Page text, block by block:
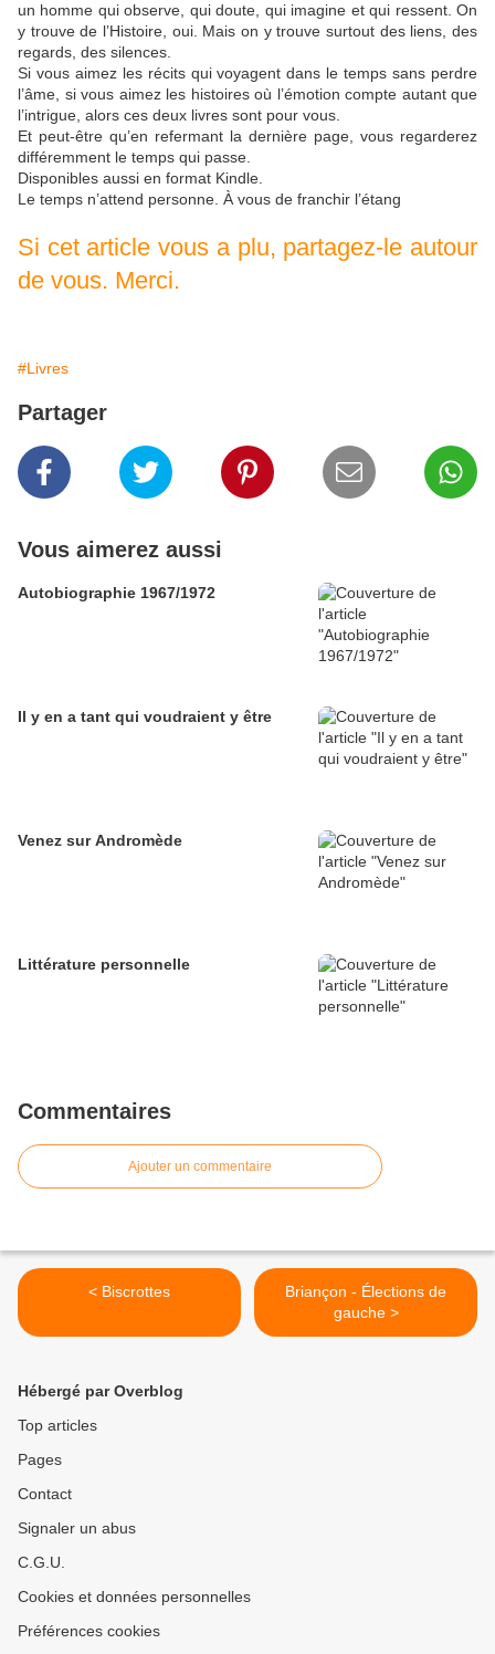
un homme qui observe, qui doute, qui imagine et qui ressent. On
y trouve de l’Histoire, oui. Mais on y trouve surtout des liens, des
regards, des silences.
Si vous aimez les récits qui voyagent dans le temps sans perdre
l’âme, si vous aimez les histoires où l’émotion compte autant que
l’intrigue, alors ces deux livres sont pour vous.
Et peut-être qu’en refermant la dernière page, vous regarderez
différemment le temps qui passe.
Disponibles aussi en format Kindle.
Le temps n’attend personne. À vous de franchir l’étang
Si cet article vous a plu, partagez-le autour
de vous. Merci.
#Livres
Partager
Vous aimerez aussi
Autobiographie 1967/1972
Il y en a tant qui voudraient y être
Venez sur Andromède
Littérature personnelle
Commentaires
Ajouter un commentaire
< Biscrottes
Briançon - Élections de
gauche >
Hébergé par Overblog
Top articles
Pages
Contact
Signaler un abus
C.G.U.
Cookies et données personnelles
Préférences cookies